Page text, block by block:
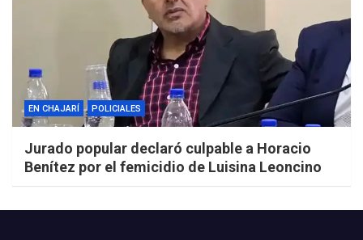
EN CHAJARÍ POLICIALES
Jurado popular declaró culpable a Horacio
Benítez por el femicidio de Luisina Leoncino